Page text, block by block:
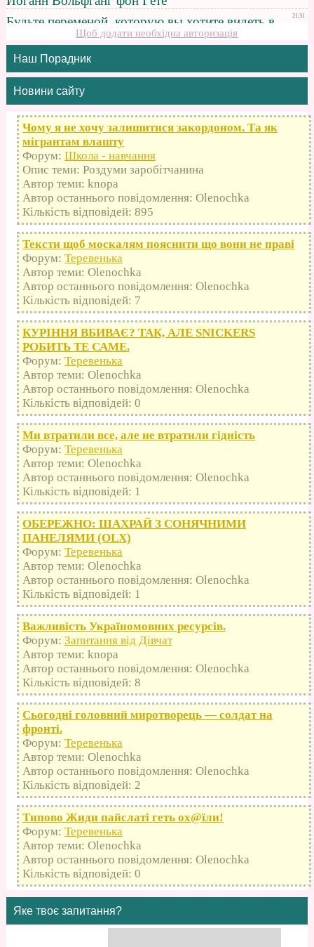
Щоб додати необхідна авторизація
Наш Порадник
Новини сайту
Чому я не хочу залишитися закордоном. Та як
мігрантам влашту
Форум: Школа - навчання
Опис теми: Роздуми заробітчанина
Автор теми: knopa
Автор останнього повідомлення: Olenochka
Кількість відповідей: 895
Тексти щоб москалям пояснити що вони не праві
Форум: Теревенька
Автор теми: Olenochka
Автор останнього повідомлення: Olenochka
Кількість відповідей: 7
КУРІННЯ ВБИВАЄ? ТАК, АЛЕ SNICKERS
РОБИТЬ ТЕ САМЕ.
Форум: Теревенька
Автор теми: Olenochka
Автор останнього повідомлення: Olenochka
Кількість відповідей: 0
Ми втратили все, але не втратили гідність
Форум: Теревенька
Автор теми: Olenochka
Автор останнього повідомлення: Olenochka
Кількість відповідей: 1
ОБЕРЕЖНО: ШАХРАЙ З СОНЯЧНИМИ
ПАНЕЛЯМИ (OLX)
Форум: Теревенька
Автор теми: Olenochka
Автор останнього повідомлення: Olenochka
Кількість відповідей: 1
Важливість Україномовних ресурсів.
Форум: Запитання від Дівчат
Автор теми: knopa
Автор останнього повідомлення: Olenochka
Кількість відповідей: 8
Сьогодні головний миротворець — солдат на
фронті.
Форум: Теревенька
Автор теми: Olenochka
Автор останнього повідомлення: Olenochka
Кількість відповідей: 2
Типово Жиди пайслаті геть оx@їли!
Форум: Теревенька
Автор теми: Olenochka
Автор останнього повідомлення: Olenochka
Кількість відповідей: 0
Яке твоє запитання?